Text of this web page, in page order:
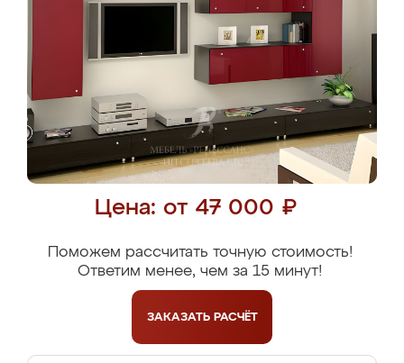
Цена: от 47 000 ₽
Поможем рассчитать точную стоимость!
Ответим менее, чем за 15 минут!
ЗАКАЗАТЬ РАСЧЁТ